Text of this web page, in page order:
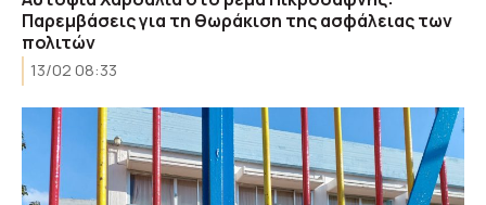
Παρεμβάσεις για τη θωράκιση της ασφάλειας των
πολιτών
13/02 08:33